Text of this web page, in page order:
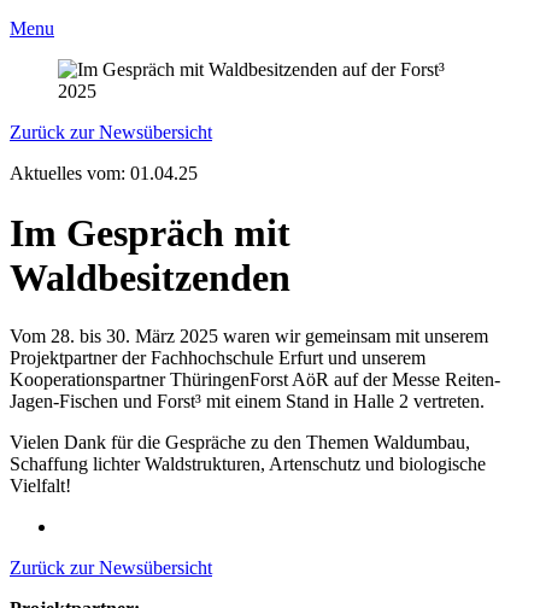
Menu
Zurück zur Newsübersicht
Aktuelles vom: 01.04.25
Im Gespräch mit
Waldbesitzenden
Vom 28. bis 30. März 2025 waren wir gemeinsam mit unserem
Projektpartner der Fachhochschule Erfurt und unserem
Kooperationspartner ThüringenForst AöR auf der Messe Reiten-
Jagen-Fischen und Forst³ mit einem Stand in Halle 2 vertreten.
Vielen Dank für die Gespräche zu den Themen Waldumbau,
Schaffung lichter Waldstrukturen, Artenschutz und biologische
Vielfalt!
Zurück zur Newsübersicht